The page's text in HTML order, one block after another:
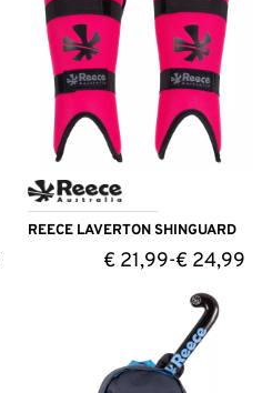
REECE LAVERTON SHINGUARD
€ 21,99-€ 24,99